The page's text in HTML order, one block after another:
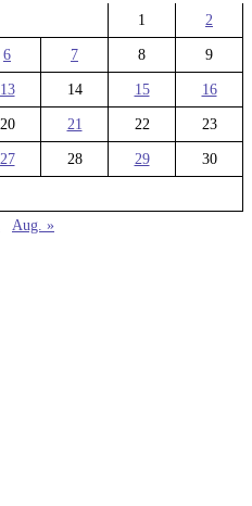
1 2
6 7 8 9
13 14 15 16
20 21 22 23
27 28 29 30
Aug. »